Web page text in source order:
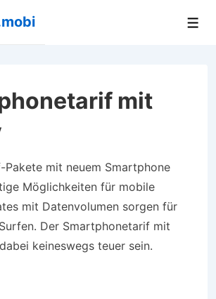
mit
Pakete mit neuem Smartphone
Möglichkeiten für mobile
mit Datenvolumen sorgen für
Der Smartphonetarif mit
keineswegs teuer sein.